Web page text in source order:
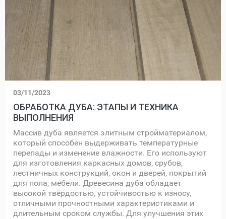
03/11/2023
ОБРАБОТКА ДУБА: ЭТАПЫ И ТЕХНИКА
ВЫПОЛНЕНИЯ
Массив дуба является элитным стройматериалом,
который способен выдерживать температурные
перепады и изменение влажности. Его используют
для изготовления каркасных домов, срубов,
лестничных конструкций, окон и дверей, покрытий
для пола, мебели. Древесина дуба обладает
высокой твёрдостью, устойчивостью к износу,
отличными прочностными характеристиками и
длительным сроком службы. Для улучшения этих